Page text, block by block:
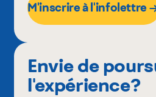
M'inscrire à l'infolettre
Envie de
l'expérience?